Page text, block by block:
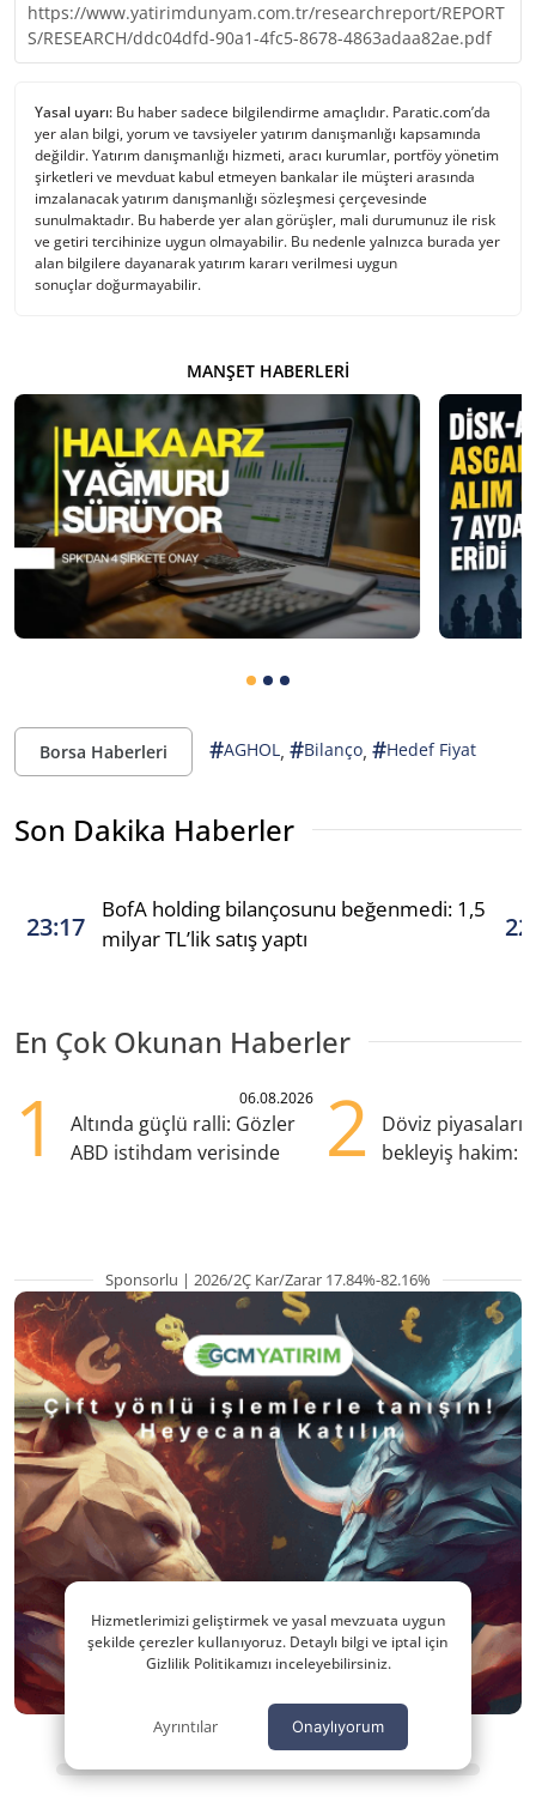
https://www.yatirimdunyam.com.tr/researchreport/REPORT
S/RESEARCH/ddc04dfd-90a1-4fc5-8678-4863adaa82ae.pdf
Yasal uyarı: Bu haber sadece bilgilendirme amaçlıdır. Paratic.com’da
yer alan bilgi, yorum ve tavsiyeler yatırım danışmanlığı kapsamında
değildir. Yatırım danışmanlığı hizmeti, aracı kurumlar, portföy yönetim
şirketleri ve mevduat kabul etmeyen bankalar ile müşteri arasında
imzalanacak yatırım danışmanlığı sözleşmesi çerçevesinde
sunulmaktadır. Bu haberde yer alan görüşler, mali durumunuz ile risk
ve getiri tercihinize uygun olmayabilir. Bu nedenle yalnızca burada yer
alan bilgilere dayanarak yatırım kararı verilmesi uygun
sonuçlar doğurmayabilir.
MANŞET HABERLERI
Borsa Haberleri #AGHOL, #Bilanço, #Hedef Fiyat
Son Dakika Haberler
23:17
BofA holding bilançosunu beğenmedi: 1,5
milyar TL’lik satış yaptı
En Çok Okunan Haberler
1 06.08.2026
Altında güçlü ralli: Gözler
ABD istihdam verisinde
2
Döviz
bekleyiş hakim:
Sponsorlu | 2026/2Ç Kar/Zarar 17.84%-82.16%
Hizmetlerimizi geliştirmek ve yasal mevzuata uygun
şekilde çerezler kullanıyoruz. Detaylı bilgi ve iptal için
Gizlilik Politikamızı inceleyebilirsiniz.
Ayrıntılar Onaylıyorum